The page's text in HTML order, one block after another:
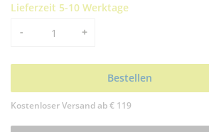
Lieferzeit 5-10 Werktage
Menge
- +
Bestellen
Kostenloser Versand ab € 119